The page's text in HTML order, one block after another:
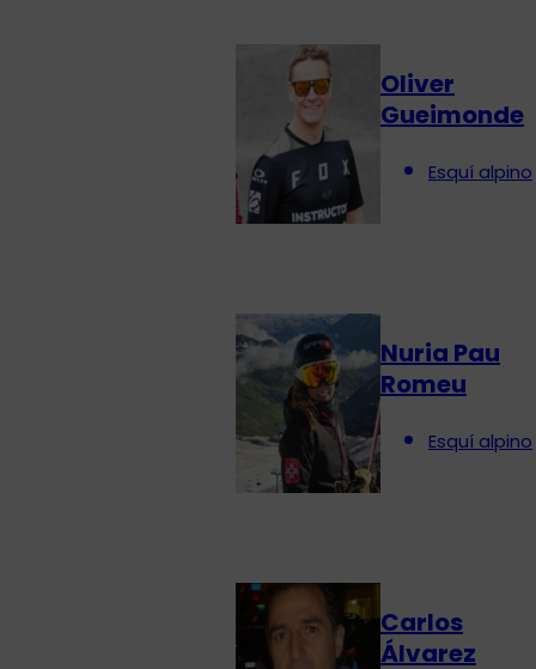
Oliver
Gueimonde
Esquí alpino
Nuria Pau
Romeu
Esquí alpino
Carlos
Álvarez